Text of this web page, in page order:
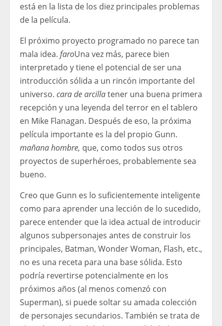
está en la lista de los diez principales problemas
de la película.
El próximo proyecto programado no parece tan
mala idea. faroUna vez más, parece bien
interpretado y tiene el potencial de ser una
introducción sólida a un rincón importante del
universo. cara de arcillatener una buena primera
recepción y una leyenda del terror en el tablero
en Mike Flanagan. Después de eso, la próxima
película importante es la del propio Gunn.
mañana hombre, que, como todos sus otros
proyectos de superhéroes, probablemente sea
bueno.
Creo que Gunn es lo suficientemente inteligente
como para aprender una lección de lo sucedido,
parece entender que la idea actual de introducir
algunos subpersonajes antes de construir los
principales, Batman, Wonder Woman, Flash, etc.,
no es una receta para una base sólida. Esto
podría revertirse potencialmente en los
próximos años (al menos comenzó con
Superman), si puede soltar su amada colección
de personajes secundarios. También se trata de